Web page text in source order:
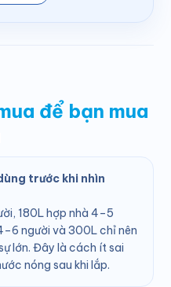
để bạn mua
trước khi nhìn
180L hợp nhà 4–5
người và 300L chỉ nên
lớn. Đây là cách ít sai
nóng sau khi lắp.